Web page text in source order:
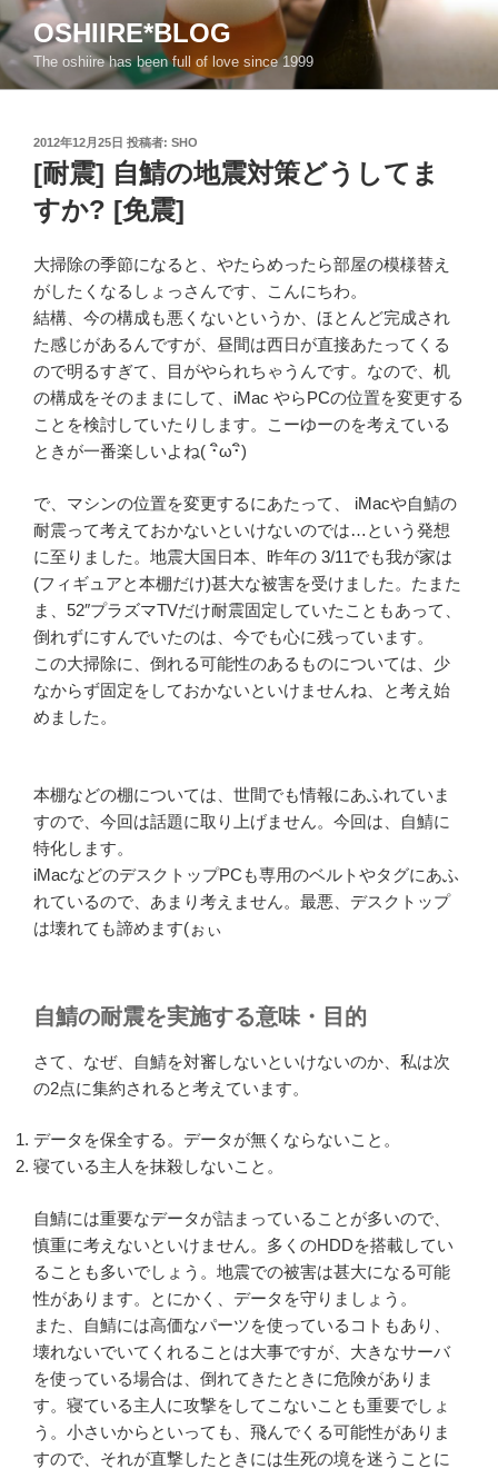
ン
テ
ン
OSHIIRE*BLOG
The oshiire has been full of love since 1999
投
稿
日:
2012年12月25日 投稿者: SHO
[耐震] 自鯖の地震対策どうしてま
すか? [免震]
大掃除の季節になると、やたらめったら部屋の模様替え
がしたくなるしょっさんです、こんにちわ。
結構、今の構成も悪くないというか、ほとんど完成され
た感じがあるんですが、昼間は西日が直接あたってくる
ので明るすぎて、目がやられちゃうんです。なので、机
の構成をそのままにして、iMac やらPCの位置を変更する
ことを検討していたりします。こーゆーのを考えている
ときが一番楽しいよね( ･ิω･ิ)
で、マシンの位置を変更するにあたって、 iMacや自鯖の
耐震って考えておかないといけないのでは…という発想
に至りました。地震大国日本、昨年の 3/11でも我が家は
(フィギュアと本棚だけ)甚大な被害を受けました。たまた
ま、52″プラズマTVだけ耐震固定していたこともあって、
倒れずにすんでいたのは、今でも心に残っています。
この大掃除に、倒れる可能性のあるものについては、少
なからず固定をしておかないといけませんね、と考え始
めました。
本棚などの棚については、世間でも情報にあふれていま
すので、今回は話題に取り上げません。今回は、自鯖に
特化します。
iMacなどのデスクトップPCも専用のベルトやタグにあふ
れているので、あまり考えません。最悪、デスクトップ
は壊れても諦めます(ぉぃ
自鯖の耐震を実施する意味・目的
さて、なぜ、自鯖を対審しないといけないのか、私は次
の2点に集約されると考えています。
データを保全する。データが無くならないこと。
寝ている主人を抹殺しないこと。
自鯖には重要なデータが詰まっていることが多いので、
慎重に考えないといけません。多くのHDDを搭載してい
ることも多いでしょう。地震での被害は甚大になる可能
性があります。とにかく、データを守りましょう。
また、自鯖には高価なパーツを使っているコトもあり、
壊れないでいてくれることは大事ですが、大きなサーバ
を使っている場合は、倒れてきたときに危険がありま
す。寝ている主人に攻撃をしてこないことも重要でしょ
う。小さいからといっても、飛んでくる可能性がありま
すので、それが直撃したときには生死の境を迷うことに